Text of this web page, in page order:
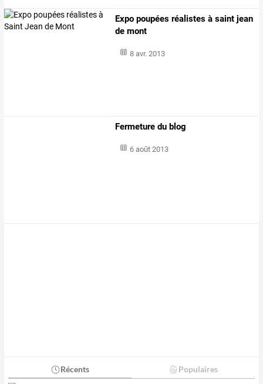
Expo poupées réalistes à saint jean
de mont
8 avr. 2013
Fermeture du blog
6 août 2013
Récents Populaires